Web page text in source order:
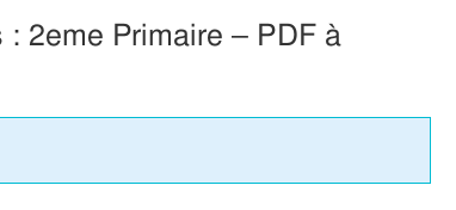
2eme Primaire – PDF à